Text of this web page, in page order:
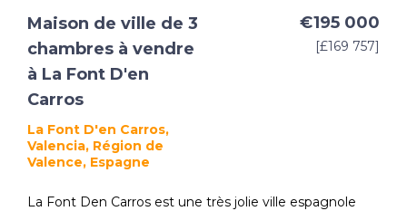
Maison de ville de 3
chambres à vendre
à La Font D'en
Carros
La Font D'en Carros,
Valencia, Région de
Valence, Espagne
€195 000
[£169 757]
La Font Den Carros est une très jolie ville espagnole